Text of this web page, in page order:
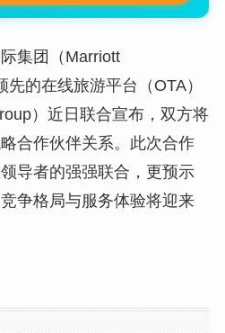
集团（Marriott
的在线旅游平台（OTA）
）近日联合宣布，双方将
合作伙伴关系。此次合作
导者的强强联合，更预示
争格局与服务体验将迎来